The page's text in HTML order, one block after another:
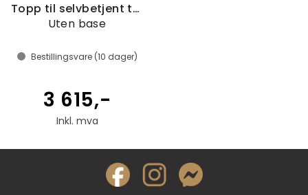
Topp til selvbetjent tappetårn 4L
Uten base
Bestillingsvare (10 dager)
3 615,-
Inkl. mva